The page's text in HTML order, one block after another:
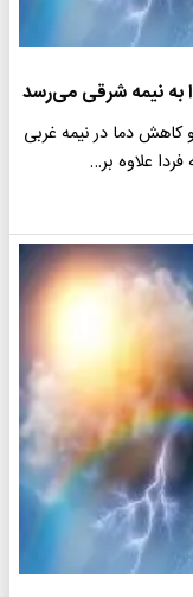
به نیمه شرقی می‌رسد
کاهش دما در نیمه غربی
علاوه بر…